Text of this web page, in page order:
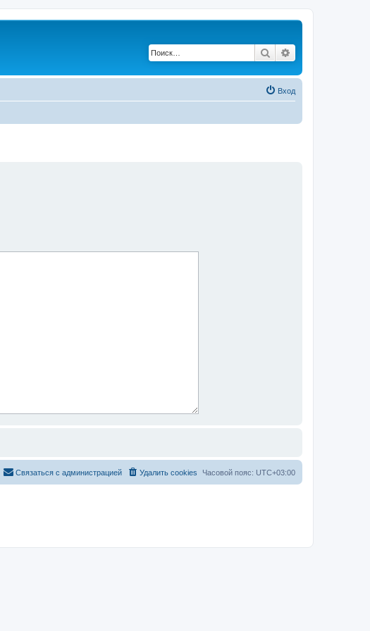
Поиск
Вход
Часовой пояс: UTC+03:00
Удалить cookies
Связаться с администрацией